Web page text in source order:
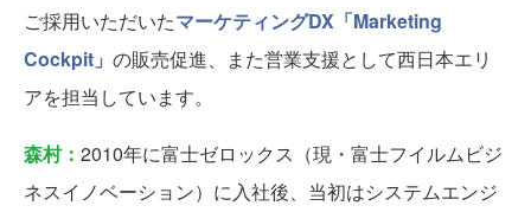
ご採用いただいたマーケティングDX「Marketing
Cockpit」 の販売促進、また営業支援として西日本エリ
アを担当しています。
森村： 2010年に富士ゼロックス（現・富士フイルムビジ
ネスイノベーション）に入社後、当初はシステムエンジ